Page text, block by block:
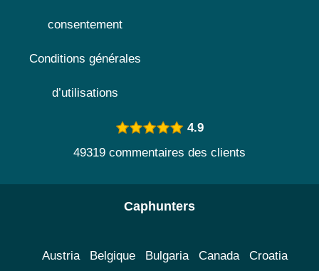
consentement
Conditions générales
d’utilisations
4.9
49319 commentaires des clients
Caphunters
Austria Belgique Bulgaria Canada Croatia